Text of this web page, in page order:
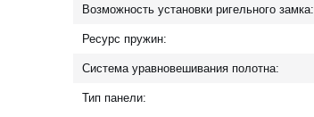
Возможность установки ригельного замка:
Ресурс пружин:
Система уравновешивания полотна:
Тип панели: